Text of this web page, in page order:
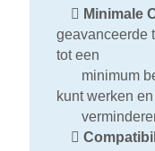
 Minimale
geavanceerde
tot een
minimum
kunt werken
